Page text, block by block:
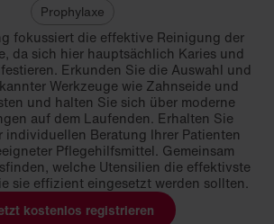
Prophylaxe
fokussiert die effektive Reinigung der
da sich hier hauptsächlich Karies und
Erkunden Sie die Auswahl und
Werkzeuge wie Zahnseide und
und halten Sie sich über moderne
auf dem Laufenden. Erhalten Sie
individuellen Beratung Ihrer Patienten
Pflegehilfsmittel. Gemeinsam
welche Utensilien die effektivste
sie effizient eingesetzt werden sollten.
kostenlos registrieren